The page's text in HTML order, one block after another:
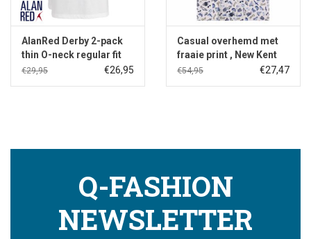
AlanRed Derby 2-pack
thin O-neck regular fit
white
€29,95 €26,95
Casual overhemd met
fraaie print , New Kent
kraag
€54,95 €27,47
Q-FASHION
NEWSLETTER